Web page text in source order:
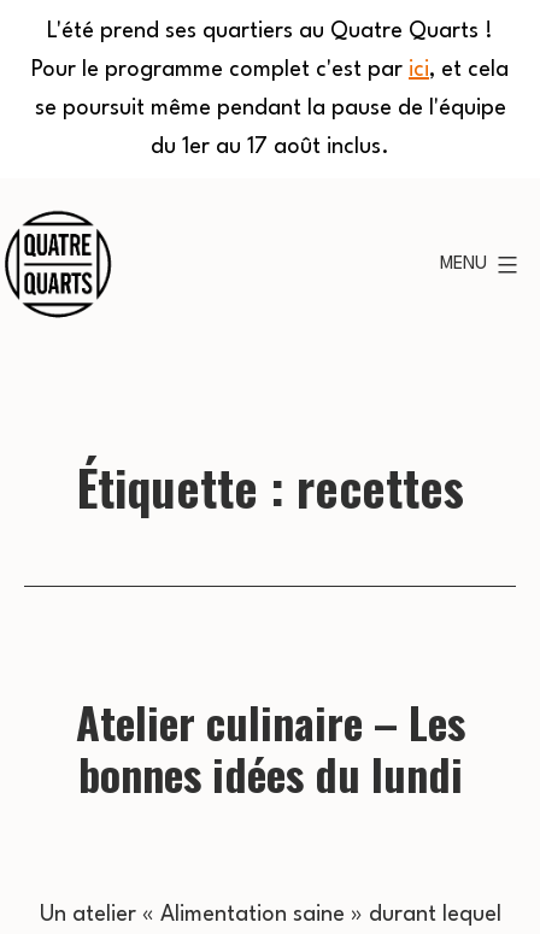
L'été prend ses quartiers au Quatre Quarts !
Pour le programme complet c'est par ici, et cela
se poursuit même pendant la pause de l'équipe
du 1er au 17 août inclus.
au
contenu
MENU
Étiquette : recettes
Atelier culinaire – Les
bonnes idées du lundi
Un atelier « Alimentation saine » durant lequel